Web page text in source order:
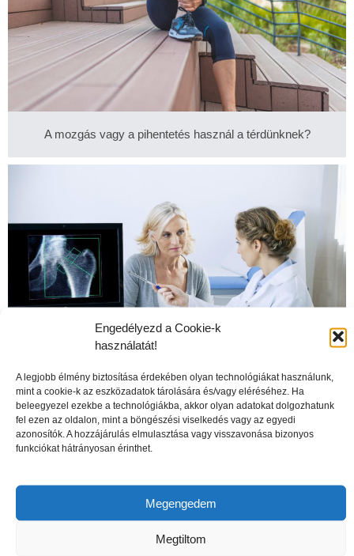
Engedélyezd a Cookie-k
használatát!
A legjobb élmény biztosítása érdekében olyan technológiákat használunk,
mint a cookie-k az eszközadatok tárolására és/vagy eléréséhez. Ha
beleegyezel ezekbe a technológiákba, akkor olyan adatokat dolgozhatunk
fel ezen az oldalon, mint a böngészési viselkedés vagy az egyedi
azonosítók. A hozzájárulás elmulasztása vagy visszavonása bizonyos
funkciókat hátrányosan érinthet.
Megengedem
Megtiltom
A mozgás vagy a pihentetés használ a térdünknek?
A csontritkulás veszélyei